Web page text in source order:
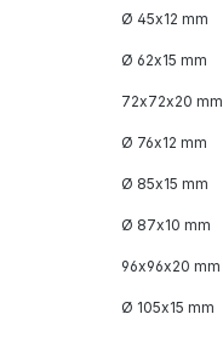
Ø 45x12 mm
Ø 62x15 mm
72x72x20 mm
Ø 76x12 mm
Ø 85x15 mm
Ø 87x10 mm
96x96x20 mm
Ø 105x15 mm